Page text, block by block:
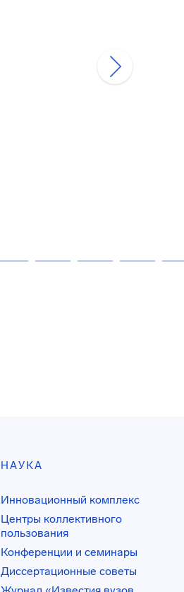
НАУКА
Инновационный комплекс
Центры коллективного
пользования
Конференции и семинары
Диссертационные советы